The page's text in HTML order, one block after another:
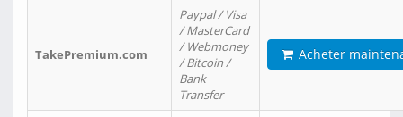
TakePremium.com
Paypal / Visa
/ MasterCard
/ Webmoney
/ Bitcoin /
Bank
Transfer
Acheter